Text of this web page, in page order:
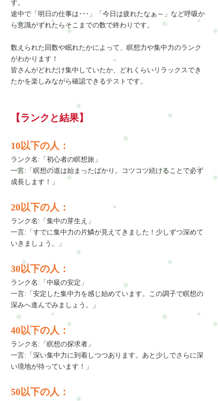
す。
途中で「明日の仕事は･･･」「今日は疲れたなぁ～」など呼吸か
ら意識がずれたらそこまでの数で終わりです。
数えられた回数や眠れたかによって、瞑想力や集中力のランク
がわかります！
皆さんがどれだけ集中していたか、どれくらいリラックスでき
たかを楽しみながら確認できるテストです。
【ランクと結果】
10以下の人：
ランク名:「初心者の瞑想旅」
一言:「瞑想の道は始まったばかり。コツコツ続けることで必ず
成長します！」
20以下の人：
ランク名:「集中の芽生え」
一言:「すでに集中力の片鱗が見えてきました！少しずつ深めて
いきましょう。」
30以下の人：
ランク名:「中級の安定」
一言:「安定した集中力を感じ始めています。この調子で瞑想の
深みへ進んでみましょう。」
40以下の人：
ランク名:「瞑想の探求者」
一言:「深い集中力に到着しつつあります。あと少しでさらに深
い境地が待っています！」
50以下の人：